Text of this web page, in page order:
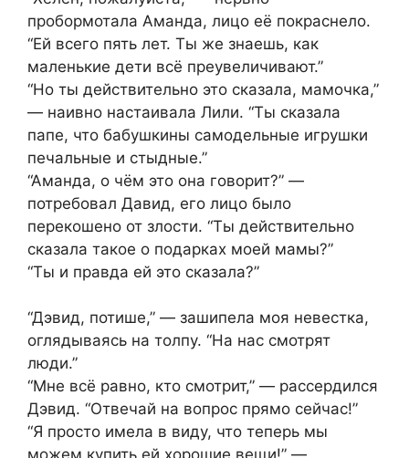
пробормотала Аманда, лицо её покраснело.
“Ей всего пять лет. Ты же знаешь, как
маленькие дети всё преувеличивают.”
“Но ты действительно это сказала, мамочка,”
— наивно настаивала Лили. “Ты сказала
папе, что бабушкины самодельные игрушки
печальные и стыдные.”
“Аманда, о чём это она говорит?” —
потребовал Давид, его лицо было
перекошено от злости. “Ты действительно
сказала такое о подарках моей мамы?”
“Ты и правда ей это сказала?”
“Дэвид, потише,” — зашипела моя невестка,
оглядываясь на толпу. “На нас смотрят
люди.”
“Мне всё равно, кто смотрит,” — рассердился
Дэвид. “Отвечай на вопрос прямо сейчас!”
“Я просто имела в виду, что теперь мы